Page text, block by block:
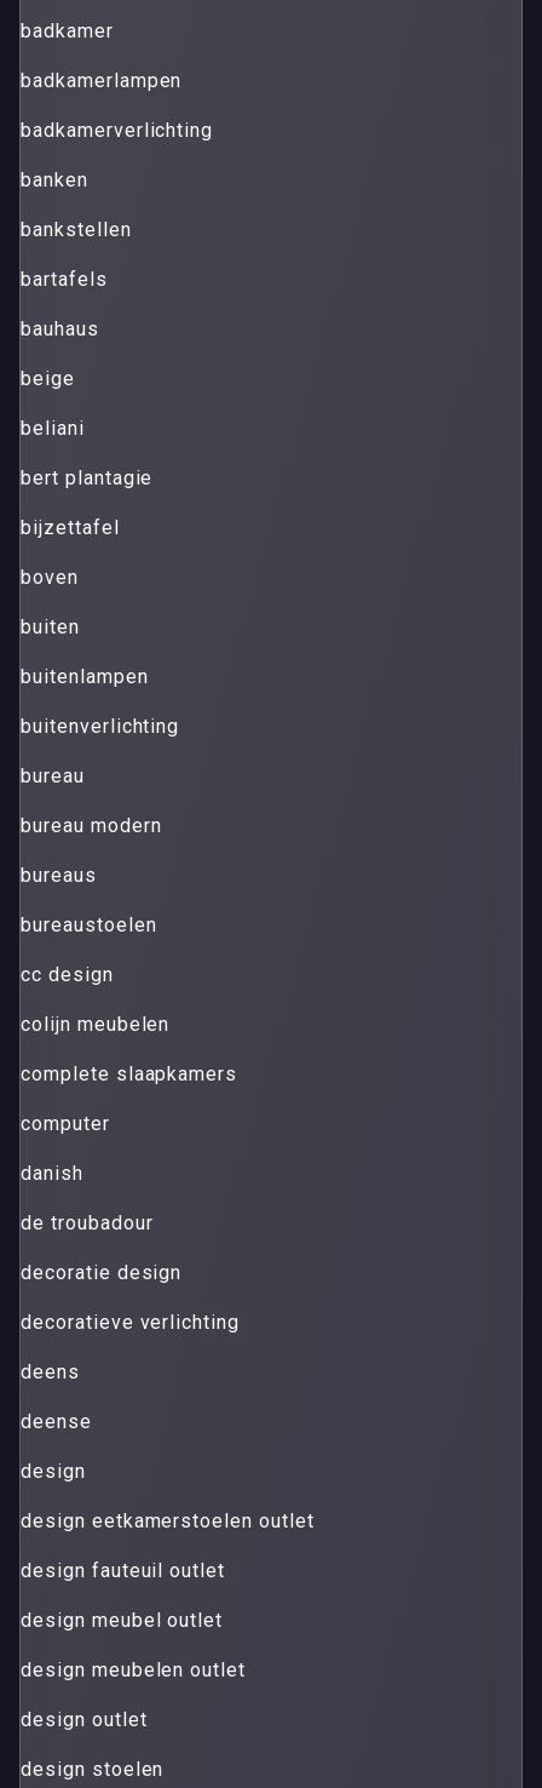
badkamer
badkamerlampen
badkamerverlichting
banken
bankstellen
bartafels
bauhaus
beige
beliani
bert plantagie
bijzettafel
boven
buiten
buitenlampen
buitenverlichting
bureau
bureau modern
bureaus
bureaustoelen
cc design
colijn meubelen
complete slaapkamers
computer
danish
de troubadour
decoratie design
decoratieve verlichting
deens
deense
design
design eetkamerstoelen outlet
design fauteuil outlet
design meubel outlet
design meubelen outlet
design outlet
design stoelen